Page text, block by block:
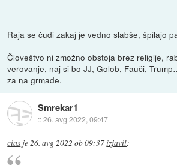
Raja se čudi zakaj je vedno slabše, špilajo
Človeštvo ni zmožno obstoja brez religije,
verovanje, naj si bo JJ, Golob, Fauči,
za na grmade.
Smrekar1
::26. avg 2022, 09:47
cias je26. avg 2022 ob 09:37izjavil: